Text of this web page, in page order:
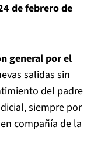
de febrero de
general por el
salidas sin
del padre
siempre por
compañía de la